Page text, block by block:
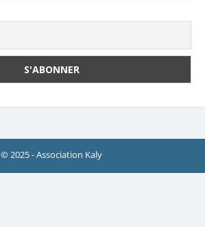
© 2025 - Association Kaly